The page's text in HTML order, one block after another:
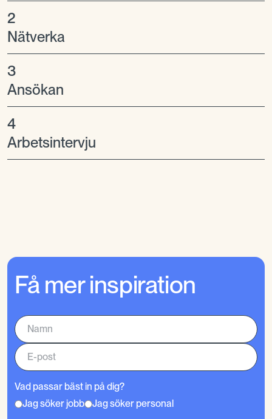
2
Nätverka
3
Ansökan
4
Arbetsintervju
Få mer inspiration
Vad passar bäst in på dig?
Jag söker jobb
Jag söker personal